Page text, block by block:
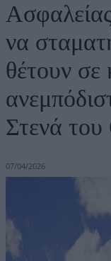
να
θέτουν σε
Στενά
07/04/2026